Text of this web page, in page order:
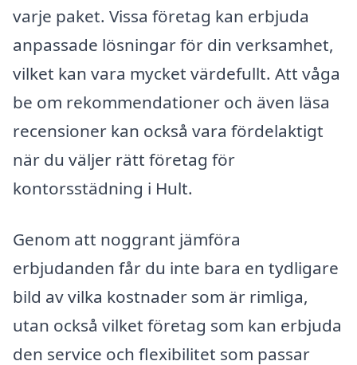
varje paket. Vissa företag kan erbjuda
anpassade lösningar för din verksamhet,
vilket kan vara mycket värdefullt. Att våga
be om rekommendationer och även läsa
recensioner kan också vara fördelaktigt
när du väljer rätt företag för
kontorsstädning i Hult.
Genom att noggrant jämföra
erbjudanden får du inte bara en tydligare
bild av vilka kostnader som är rimliga,
utan också vilket företag som kan erbjuda
den service och flexibilitet som passar